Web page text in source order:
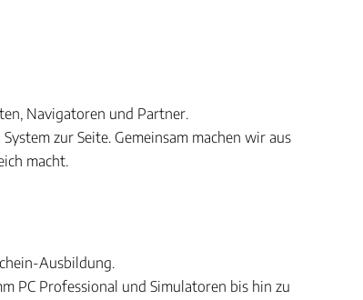
Navigatoren und Partner.
zur Seite. Gemeinsam machen wir aus
macht.
Ausbildung.
PC Professional und Simulatoren bis hin zu